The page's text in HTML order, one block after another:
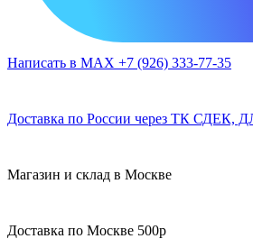
Написать в MAX +7 (926) 333-77-35
Доставка по России через ТК СДЕК,
Магазин и склад в Москве
Доставка по Москве 500р